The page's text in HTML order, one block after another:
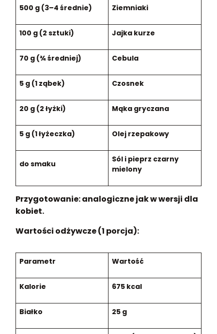
500 g (3–4 średnie) Ziemniaki
100 g (2 sztuki) Jajka kurze
70 g (¾ średniej) Cebula
5 g (1 ząbek) Czosnek
20 g (2 łyżki) Mąka gryczana
5 g (1 łyżeczka) Olej rzepakowy
do smaku
Sól i pieprz czarny
mielony
Przygotowanie: analogiczne jak w wersji dla
kobiet.
Wartości odżywcze (1 porcja):
Parametr Wartość
Kalorie 675 kcal
Białko 25 g